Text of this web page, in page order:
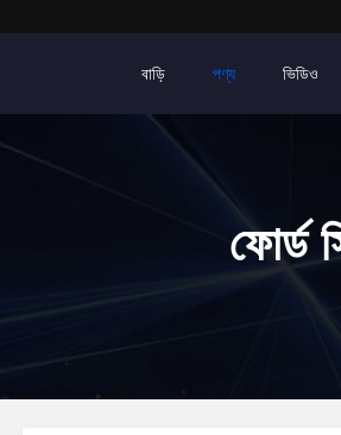
বাড়ি পণ্য ভিডিও
ফোর্ড